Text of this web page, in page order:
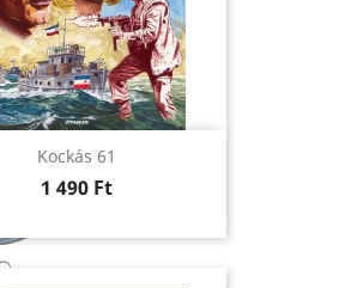
Kockás 61
Ár
1 490 Ft